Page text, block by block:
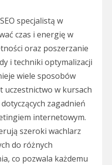
specjalistą w
czas i energię w
oraz poszerzanie
i techniki optymalizacji
wiele sposobów
uczestnictwo w kursach
zagadnień
internetowym.
szeroki wachlarz
do różnych
co pozwala każdemu